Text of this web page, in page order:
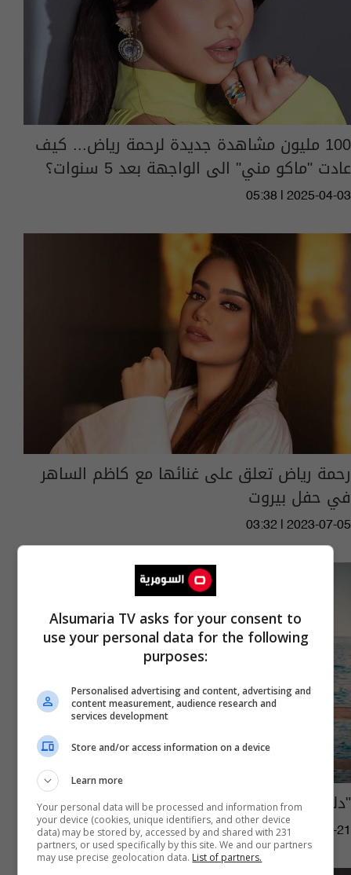
100 مليون مشاهدة جديدة لرحمة رياض... كيف
عادت "ماكو مني" الى الواجهة بعد 5 سنوات؟
05:38 | 2025-04-03
رحمة رياض تعلق على غنائها مع كاظم الساهر
في حفل بيروت
03:32 | 2023-07-05
"دلع".. نجمة لبنانية تطرح أغنية باللهجة العراقية
09:35 | 2022-08-21
Alsumaria TV asks for your consent to
use your personal data for the following
purposes:
Personalised advertising and content, advertising and
content measurement, audience research and
services development
Store and/or access information on a device
Learn more
Your personal data will be processed and information from
your device (cookies, unique identifiers, and other device
data) may be stored by, accessed by and shared with 231
partners, or used specifically by this site. We and our partners
may use precise geolocation data. List of partners.